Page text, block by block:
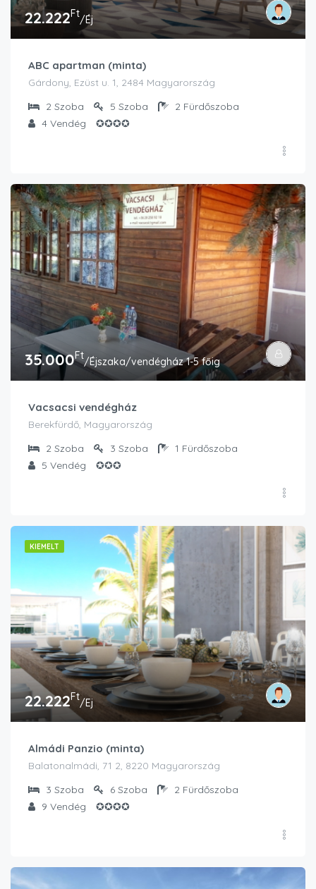
22.222Ft/Éj
ABC apartman (minta)
Gárdony, Ezüst u. 1, 2484 Magyarország
2 Szoba 5 Szoba 2 Fürdőszoba
4 Vendég ✪✪✪✪
35.000Ft/Éjszaka/vendégház 1-5 főig
Vacsacsi vendégház
Berekfürdő, Magyarország
2 Szoba 3 Szoba 1 Fürdőszoba
5 Vendég ✪✪✪
KIEMELT
22.222Ft/Ej
Almádi Panzio (minta)
Balatonalmádi, 71 2, 8220 Magyarország
3 Szoba 6 Szoba 2 Fürdőszoba
9 Vendég ✪✪✪✪